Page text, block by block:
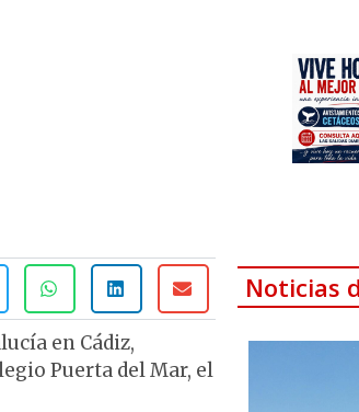
en Cádiz,
Puerta del Mar, el
Noticias